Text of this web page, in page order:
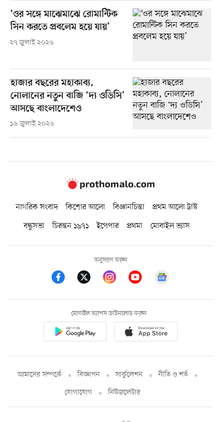
‘ওর সঙ্গে মাঝেমাঝে রোমান্টিক
সিন করতে প্রবলেম হয়ে যায়’
২৭ জুলাই ২০২৬
হাজার বছরের মহাকাব্য,
নোলানের নতুন বাজি ‘দ্য ওডিসি’
আসছে বাংলাদেশেও
১৬ জুলাই ২০২৬
নাগরিক সংবাদ কিশোর আলো বিজ্ঞানচিন্তা
প্রথম আলো ট্রাস্ট
বন্ধুসভা
চিরন্তন ১৯৭১ ইপেপার প্রথমা মোবাইল ভ্যাস
অনুসরণ করুন
মোবাইল অ্যাপস ডাউনলোড করুন
আমাদের সম্পর্কে বিজ্ঞাপন সার্কুলেশন
নীতি ও শর্ত
যোগাযোগ
নিউজলেটার